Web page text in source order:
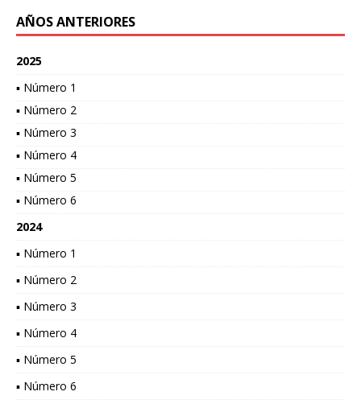
AÑOS ANTERIORES
2025
▪ Número 1
▪ Número 2
▪ Número 3
▪ Número 4
▪ Número 5
▪ Número 6
2024
▪ Número 1
▪ Número 2
▪ Número 3
▪ Número 4
▪ Número 5
▪ Número 6